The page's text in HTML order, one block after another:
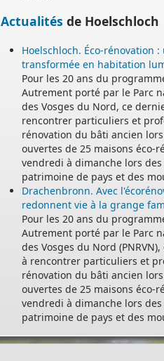
Actualités de Hoelschloch
Hoelschloch. Éco-rénovation
transformée en habitation
Pour les 20 ans du
Autrement porté par le Parc
des Vosges du Nord, ce
rencontrer particuliers et
rénovation du bâti ancien
ouvertes de 25 maisons éco-
vendredi à dimanche lors
patrimoine de pays et des
Drachenbronn. Avec
redonnent vie à la grange
Pour les 20 ans du
Autrement porté par le Parc
des Vosges du Nord
à rencontrer particuliers et
rénovation du bâti ancien
ouvertes de 25 maisons éco-
vendredi à dimanche lors
patrimoine de pays et des